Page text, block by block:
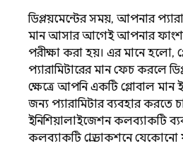
ডিপ্লয়মেন্টের সময়, আপনার
মান আসার আগেই আপনার
পরীক্ষা করা হয়। এর মানে হলো,
প্যারামিটারের মান ফেচ করলে
ক্ষেত্রে আপনি একটি গ্লোবাল মান
জন্য প্যারামিটার ব্যবহার করতে
ইনিশিয়ালাইজেশন কলব্যাকটি
কলব্যাকটি প্রোডাকশনে